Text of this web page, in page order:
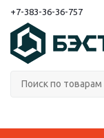
+7-383-36-36-757